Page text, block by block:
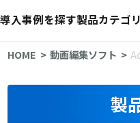
導入事例を探す製品カテゴ
HOME 動画編集ソフト
製